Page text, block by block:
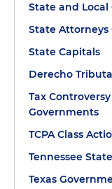
State and
State Attorneys
State Capitals
Derecho
Tax
Governments
TCPA Class
Tennessee
Texas